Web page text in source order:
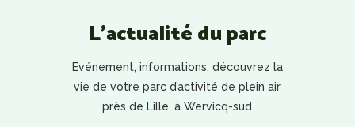
L’actualité du parc
Evénement, informations, découvrez la
vie de votre parc d’activité de plein air
près de Lille, à Wervicq-sud